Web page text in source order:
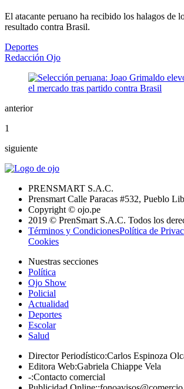
El atacante peruano ha recibido los halagos de
resultado contra Brasil.
Deportes
Redacción Ojo
anterior
1
siguiente
PRENSMART S.A.C.
Prensmart Calle Paracas #532, Pueblo
Copyright © ojo.pe
2019 © PrenSmart S.A.C. Todos los
Términos y CondicionesPolítica de
Cookies
Nuestras secciones
Política
Ojo Show
Policial
Actualidad
Deportes
Escolar
Salud
Director Periodístico:Carlos Espinoza
Editora Web:Gabriela Chiappe Vela
-:Contacto comercial